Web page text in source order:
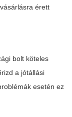
érett
bolt köteles
a jótállási
esetén ez